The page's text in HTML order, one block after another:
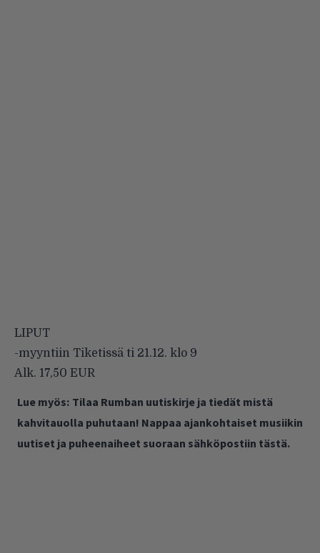
LIPUT
-myyntiin Tiketissä ti 21.12. klo 9
Alk. 17,50 EUR
Lue myös: Tilaa Rumban uutiskirje ja tiedät mistä
kahvitauolla puhutaan! Nappaa ajankohtaiset musiikin
uutiset ja puheenaiheet suoraan sähköpostiin tästä.